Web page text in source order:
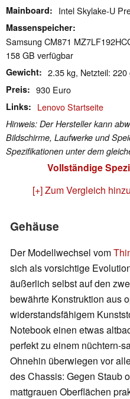
Mainboard Intel Skylake-U
Massenspeicher
Samsung CM871
158 GB verfügbar
Gewicht 2.35 kg, Netzteil: 220
Preis 930 Euro
Links Lenovo Startseite
Hinweis: Der Hersteller kann
Bildschirme, Laufwerke und
Spezifikationen unter dem
Vollständige
[+] Zum Vergleich
Gehäuse
Der Modellwechsel vom
sich als vorsichtige
äußerlich selbst auf den
bewährte Konstruktion aus
widerstandsfähigem
Notebook einen etwas
perfekt zu einem nüchtern-
Ohnehin überwiegen vor
des Chassis: Gegen Staub
mattgrauen Oberflächen